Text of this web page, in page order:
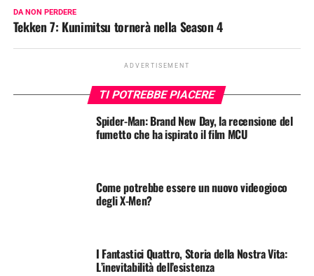
DA NON PERDERE
Tekken 7: Kunimitsu tornerà nella Season 4
ADVERTISEMENT
TI POTREBBE PIACERE
Spider-Man: Brand New Day, la recensione del
fumetto che ha ispirato il film MCU
Come potrebbe essere un nuovo videogioco
degli X-Men?
I Fantastici Quattro, Storia della Nostra Vita:
L’inevitabilità dell’esistenza